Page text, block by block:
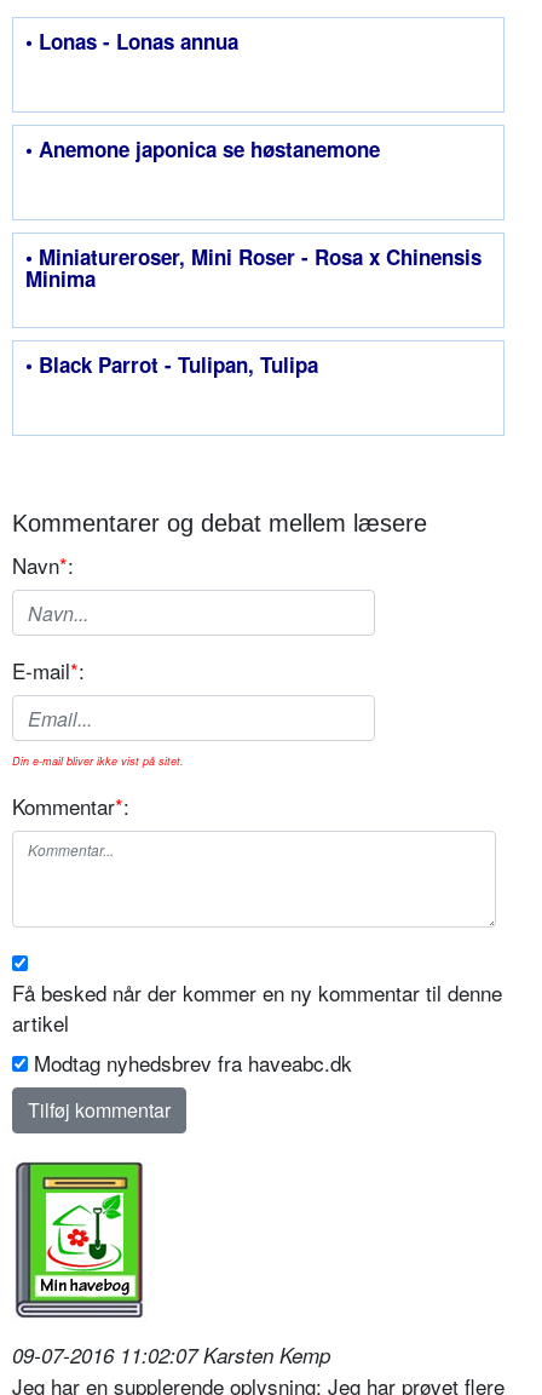
• Lonas - Lonas annua
• Anemone japonica se høstanemone
• Miniatureroser, Mini Roser - Rosa x Chinensis
Minima
• Black Parrot - Tulipan, Tulipa
Kommentarer og debat mellem læsere
Navn*:
E-mail*:
Din e-mail bliver ikke vist på sitet.
Kommentar*:
Få besked når der kommer en ny kommentar til denne
artikel
Modtag nyhedsbrev fra haveabc.dk
09-07-2016 11:02:07 Karsten Kemp
Jeg har en supplerende oplysning: Jeg har prøvet flere